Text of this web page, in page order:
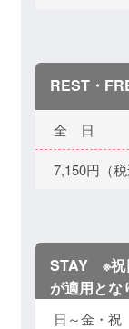
REST・
全 日
7,150円（税
STAY ※祝
が適用とな
日～金・祝